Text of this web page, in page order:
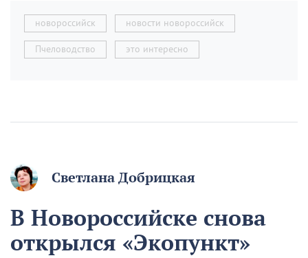
новороссийск новости новороссийск
Пчеловодство это интересно
Светлана Добрицкая
В Новороссийске снова
открылся «Экопункт»